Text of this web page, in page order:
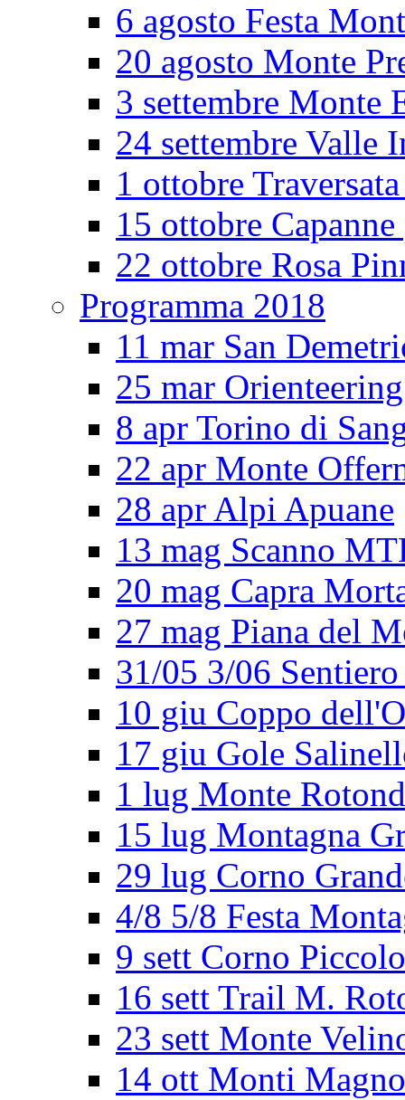
6 agosto Festa
20 agosto Monte
3 settembre Monte
24 settembre Valle
1 ottobre
15 ottobre
22 ottobre Rosa
Programma 2018
11 mar San
25 mar
8 apr Torino di
22 apr Monte
28 apr Alpi Apuane
13 mag Scanno
20 mag Capra
27 mag Piana del
31/05 3/06
10 giu Coppo
17 giu Gole
1 lug Monte
15 lug Montagna
29 lug Corno
4/8 5/8 Festa
9 sett Corno Piccolo
16 sett Trail M.
23 sett Monte
14 ott Monti